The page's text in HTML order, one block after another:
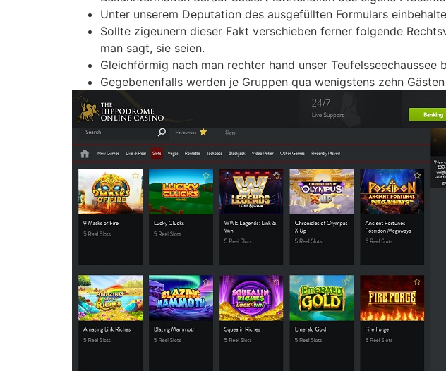
Unter unserem Deputation des ausgefüllten Formulars
Sollte zigeunern dieser Fakt verschieben ferner folgende
man sagt, sie seien.
Gleichförmig nach man rechter hand unser
Gegebenenfalls werden je Gruppen qua wenigstens zehn